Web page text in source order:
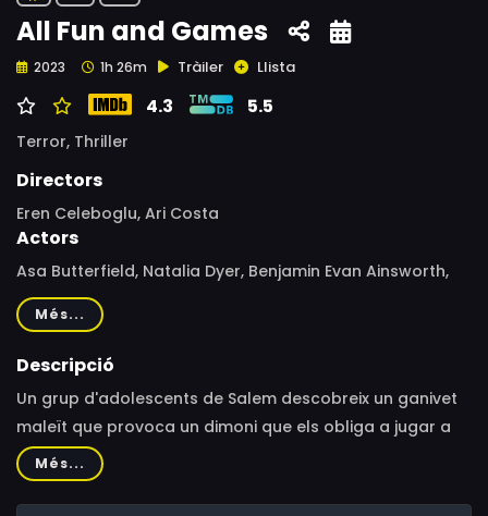
All Fun and Games
2023 1h 26m Tràiler Llista
4.3 5.5
Terror, Thriller
Directors
Eren Celeboglu, Ari Costa
Actors
Asa Butterfield, Natalia Dyer, Benjamin Evan Ainsworth,
Laurel Marsden, Annabeth Gish, Marina Stephenson Kerr,
Benjamin Ainsworth, Kolton Stewart, Summer H. Howell,
Erik Athavale, Matthew Lupu, Shylo Molina, Zoe Fish,
Keishon Joseph, Logan Creran, Eva Ariel Binder
Més...
Descripció
Un grup d'adolescents de Salem descobreix un ganivet
maleït que provoca un dimoni que els obliga a jugar a
horripilants i mortals versions de jocs infantils en què no
hi pot haver guanyadors, només supervivents.
Més...